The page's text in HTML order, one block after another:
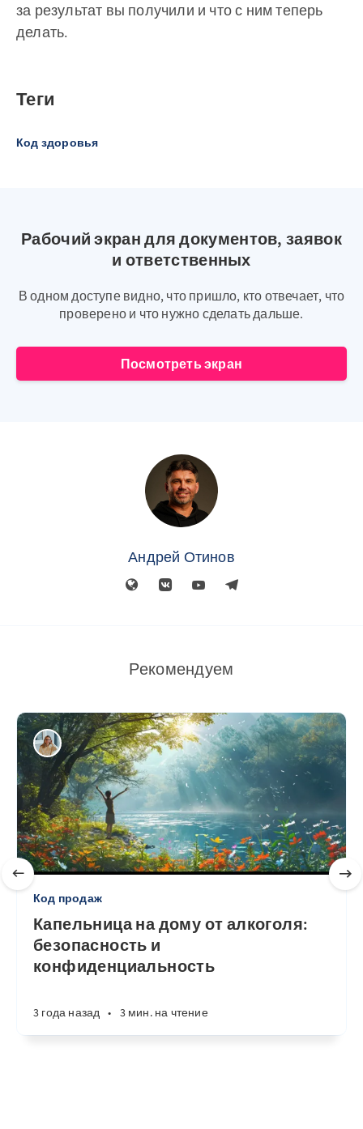
за результат вы получили и что с ним теперь
делать.
Теги
Код здоровья
Рабочий экран для документов, заявок
и ответственных
В одном доступе видно, что пришло, кто отвечает, что
проверено и что нужно сделать дальше.
Посмотреть экран
Андрей Отинов
Рекомендуем
Код продаж
Капельница на дому от алкоголя:
безопасность и
конфиденциальность
3 года назад • 3 мин. на чтение